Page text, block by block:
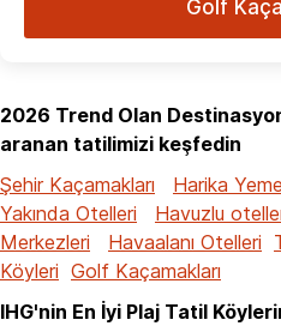
Golf
2026 Trend Olan
aranan tatilimizi keşfedin
Şehir Kaçamakları
Harika
Yakında Otelleri
Havuzlu
Merkezleri
Havaalanı Otelleri
Köyleri Golf Kaçamakları
IHG'nin En İyi Plaj Tatil